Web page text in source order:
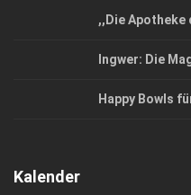
,,Die
Ingwer: Die
Happy Bowls
Kalender